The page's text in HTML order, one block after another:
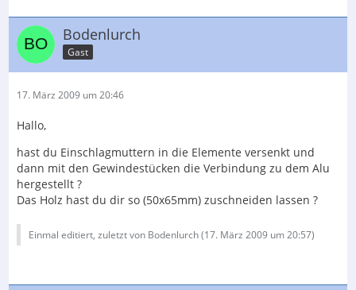
Welche länge und breite hat das Rack ? L-1300mm, T-
580mm, H-870mm (bequeme Bedienung des
Plattenspielers)
Was hast du für Rohrmaterial für die Rohre verwendet ?
Keine Rohre, Aluminium Vollmaterial D-48mm
verbunden ? V2A - M10 - Gewindestücke
Danke im voraus für deine Antwort
Ich glaube ich weiß was ich mache wenn es wieder
wärmer wird
Bodenlurch
Gast
17. März 2009 um 20:46
Hallo,
hast du Einschlagmuttern in die Elemente versenkt und
dann mit den Gewindestücken die Verbindung zu dem Alu
hergestellt ?
Das Holz hast du dir so (50x65mm) zuschneiden lassen ?
Einmal editiert, zuletzt von Bodenlurch (17. März 2009 um 20:57)